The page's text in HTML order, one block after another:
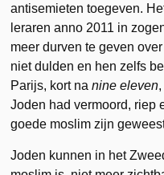
antisemieten toegeven.
leraren anno 2011 in
meer durven te geven
niet dulden en hen zelfs
Parijs, kort nanine eleven
Joden had vermoord, riep
goede moslim zijn
Joden kunnen in het